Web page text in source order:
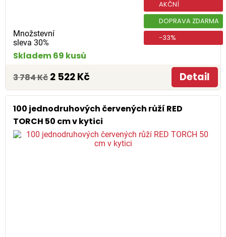
Množstevní
sleva 30%
AKČNÍ
DOPRAVA ZDARMA
-33%
Skladem 69 kusů
3 784 Kč 2 522 Kč Detail
100 jednodruhových červených růží RED
TORCH 50 cm v kytici